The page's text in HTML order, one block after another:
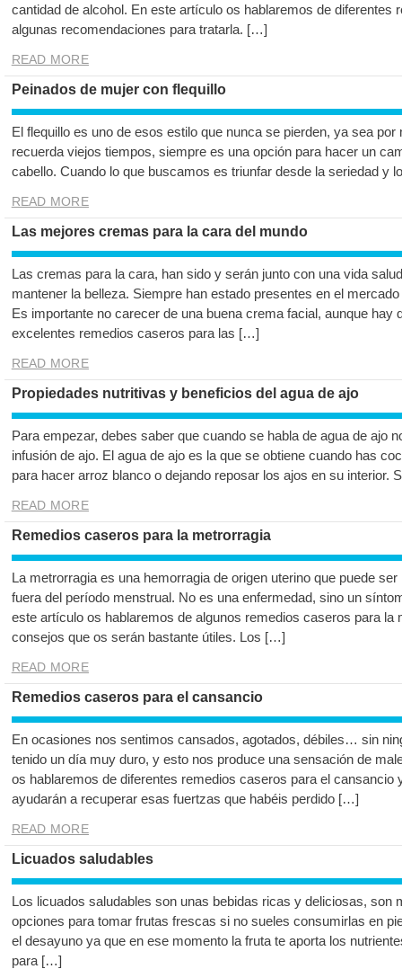
cantidad de alcohol. En este artículo os hablaremos de diferentes
algunas recomendaciones para tratarla. […]
READ MORE
Peinados de mujer con flequillo
El flequillo es uno de esos estilo que nunca se pierden, ya sea
recuerda viejos tiempos, siempre es una opción para hacer un
cabello. Cuando lo que buscamos es triunfar desde la seriedad y
READ MORE
Las mejores cremas para la cara del mundo
Las cremas para la cara, han sido y serán junto con una vida
mantener la belleza. Siempre han estado presentes en el
Es importante no carecer de una buena crema facial, aunque hay
excelentes remedios caseros para las […]
READ MORE
Propiedades nutritivas y beneficios del agua de ajo
Para empezar, debes saber que cuando se habla de agua de ajo
infusión de ajo. El agua de ajo es la que se obtiene cuando has
para hacer arroz blanco o dejando reposar los ajos en su interior.
READ MORE
Remedios caseros para la metrorragia
La metrorragia es una hemorragia de origen uterino que puede
fuera del período menstrual. No es una enfermedad, sino un
este artículo os hablaremos de algunos remedios caseros para la
consejos que os serán bastante útiles. Los […]
READ MORE
Remedios caseros para el cansancio
En ocasiones nos sentimos cansados, agotados, débiles… sin
tenido un día muy duro, y esto nos produce una sensación de
os hablaremos de diferentes remedios caseros para el cansancio
ayudarán a recuperar esas fuertzas que habéis perdido […]
READ MORE
Licuados saludables
Los licuados saludables son unas bebidas ricas y deliciosas, son
opciones para tomar frutas frescas si no sueles consumirlas en
el desayuno ya que en ese momento la fruta te aporta los
para […]